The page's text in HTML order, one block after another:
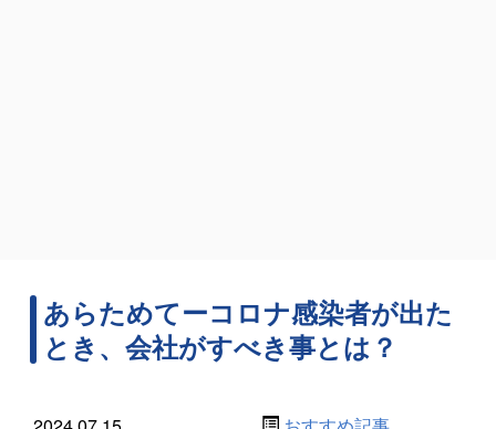
あらためてーコロナ感染者が出た
とき、会社がすべき事とは？